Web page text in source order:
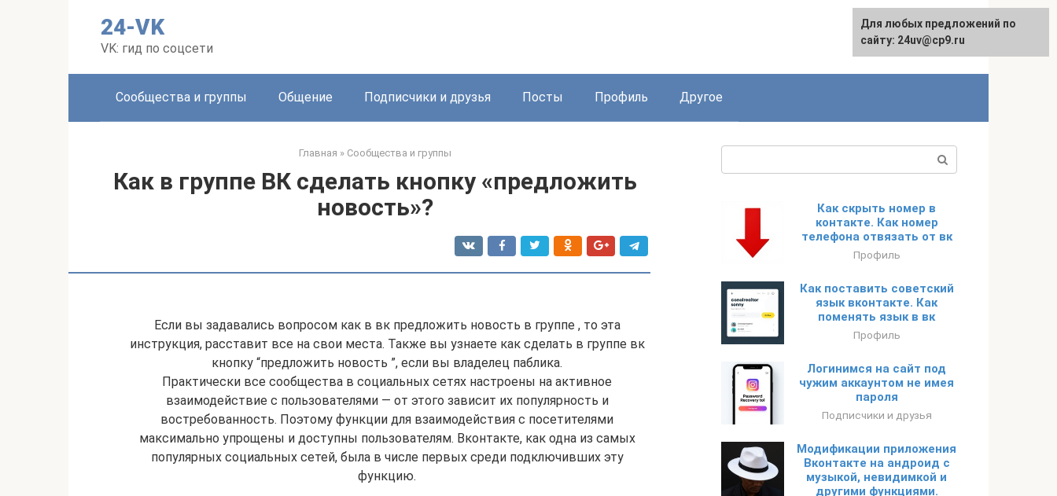
24-VK
VK: гид по соцсети
Сообщества и группы Общение Подписчики и друзья Посты Профиль Другое
Главная » Сообщества и группы
Как в группе ВК сделать кнопку «предложить
новость»?
Если вы задавались вопросом как в вк предложить новость в группе , то эта
инструкция, расставит все на свои места. Также вы узнаете как сделать в группе вк
кнопку “предложить новость ”, если вы владелец паблика.
Практически все сообщества в социальных сетях настроены на активное
взаимодействие с пользователями — от этого зависит их популярность и
востребованность. Поэтому функции для взаимодействия с посетителями
максимально упрощены и доступны пользователям. Вконтакте, как одна из самых
популярных социальных сетей, была в числе первых среди подключивших эту
функцию.
Как скрыть номер в
контакте. Как номер
телефона отвязать от вк
Профиль
Как поставить советский
язык вконтакте. Как
поменять язык в вк
Профиль
Логинимся на сайт под
чужим аккаунтом не имея
пароля
Подписчики и друзья
Модификации приложения
Вконтакте на андроид с
музыкой, невидимкой и
другими функциями.
Для любых предложений по
сайту: 24uv@cp9.ru